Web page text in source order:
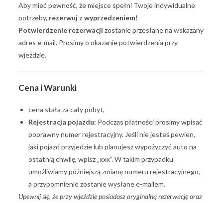
Aby mieć pewność, że miejsce spełni Twoje indywidualne
potrzeby, rezerwuj z wyprzedzeniem!
Potwierdzenie rezerwacji zostanie przesłane na wskazany
adres e-mail. Prosimy o okazanie potwierdzenia przy
wjeździe.
Cena i Warunki
cena stała za cały pobyt,
Rejestracja pojazdu: Podczas płatności prosimy wpisać
poprawny numer rejestracyjny. Jeśli nie jesteś pewien,
jaki pojazd przyjedzie lub planujesz wypożyczyć auto na
ostatnią chwilę, wpisz „xxx”. W takim przypadku
umożliwiamy późniejszą zmianę numeru rejestracyjnego,
a przypomnienie zostanie wysłane e-mailem.
Upewnij się, że przy wjeździe posiadasz oryginalną rezerwację oraz